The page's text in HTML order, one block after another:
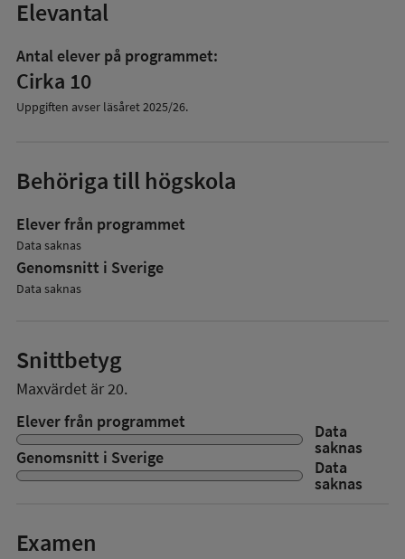
Elevantal
Antal elever på programmet:
Cirka 10
Uppgiften avser läsåret2025/26.
Behöriga till högskola
Elever från programmet
Data saknas
Genomsnitt i Sverige
Data saknas
Snittbetyg
Maxvärdet är 20.
Elever från programmet
Data
saknas
Genomsnitt i Sverige Data
saknas
Examen